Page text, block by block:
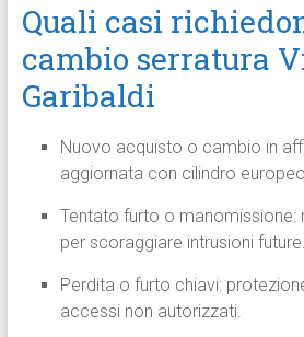
Quali casi
cambio serratura
Garibaldi
Nuovo acquisto o cambio in
aggiornata con cilindro
Tentato furto o manomissione:
per scoraggiare intrusioni future.
Perdita o furto chiavi:
accessi non autorizzati.